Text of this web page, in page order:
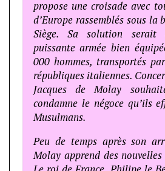
propose une croisade avec
d’Europe rassemblés sous la
Siège. Sa solution serait
puissante armée bien
000 hommes, transportés
républiques italiennes.
Jacques de Molay
condamne le négoce qu’ils
Musulmans.
Peu de temps après son
Molay apprend des